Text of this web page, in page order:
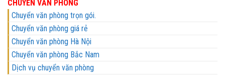
CHUYỂN VĂN PHÒNG
Chuyển văn phòng trọn gói.
Chuyển văn phòng giá rẻ
Chuyển văn phòng Hà Nội
Chuyển văn phòng Bắc Nam
Dịch vụ chuyển văn phòng